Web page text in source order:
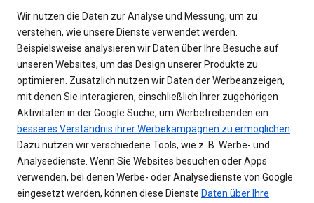
Wir nutzen die Daten zur Analyse und Messung, um zu
verstehen, wie unsere Dienste verwendet werden.
Beispielsweise analysieren wir Daten über Ihre Besuche auf
unseren Websites, um das Design unserer Produkte zu
optimieren. Zusätzlich nutzen wir Daten der Werbeanzeigen,
mit denen Sie interagieren, einschließlich Ihrer zugehörigen
Aktivitäten in der Google Suche, um Werbetreibenden ein
besseres Verständnis ihrer Werbekampagnen zu ermöglichen.
Dazu nutzen wir verschiedene Tools, wie z. B. Werbe- und
Analysedienste. Wenn Sie Websites besuchen oder Apps
verwenden, bei denen Werbe- oder Analysedienste von Google
eingesetzt werden, können diese Dienste Daten über Ihre